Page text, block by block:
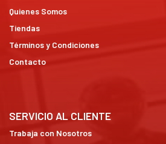
Quienes Somos
Tiendas
Términos y Condiciones
Contacto
SERVICIO AL CLIENTE
Trabaja con Nosotros